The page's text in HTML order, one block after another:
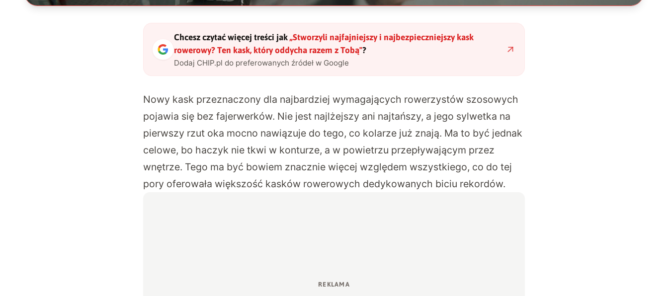
Chcesz czytać więcej treści jak „Stworzyli najfajniejszy i najbezpieczniejszy kask
rowerowy? Ten kask, który oddycha razem z Tobą"?
Dodaj CHIP.pl do preferowanych źródeł w Google
Nowy kask przeznaczony dla najbardziej wymagających rowerzystów szosowych
pojawia się bez fajerwerków. Nie jest najlżejszy ani najtańszy, a jego sylwetka na
pierwszy rzut oka mocno nawiązuje do tego, co kolarze już znają. Ma to być jednak
celowe, bo haczyk nie tkwi w konturze, a w powietrzu przepływającym przez
wnętrze. Tego ma być bowiem znacznie więcej względem wszystkiego, co do tej
pory oferowała większość kasków rowerowych dedykowanych biciu rekordów.